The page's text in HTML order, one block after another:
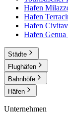
Hafen
Hafen
Hafen
Hafen Genua
Städte
Flughäfen
Bahnhöfe
Häfen
Unternehmen